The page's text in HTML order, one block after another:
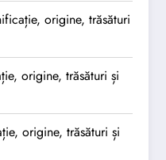
origine, trăsături
origine, trăsături și
origine, trăsături și